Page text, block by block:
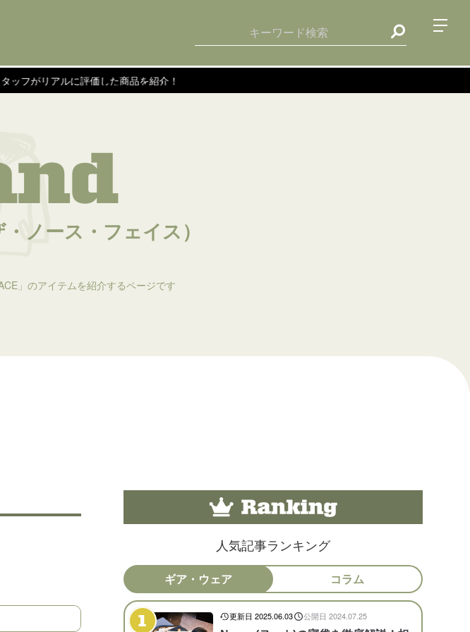
リアルに評価した商品を紹介！
ノース・フェイス）
」のアイテムを紹介するページです
人気記事ランキング
ギア・ウェア コラム
更新日 2025.06.03 公開日 2024.07.25